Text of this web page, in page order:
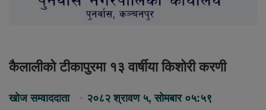
कैलालीको टीकापुरमा १३ वार्षीया किशोरी करणी
खोज सम्वाददाता २०८२ श्रावण ५, सोमबार ०५:५९